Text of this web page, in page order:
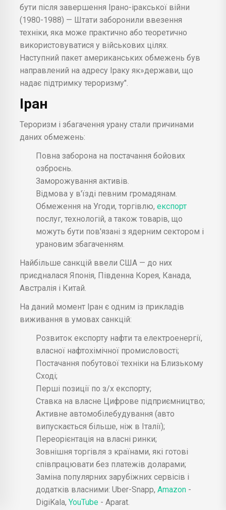
бути після завершення Ірано-іракської війни
(1980-1988) — Штати заборонили ввезення
техніки, яка може практично або теоретично
використовуватися у військових цілях.
Наступний пакет американських обмежень був
направлений на адресу Іраку як»держави, що
надає підтримку тероризму".
Іран
Тероризм і збагачення урану стали причинами
даних обмежень:
Повна заборона на постачання бойових
озброєнь.
Заморожування активів.
Відмова у в'їзді певним громадянам.
Обмеження на Угоди, торгівлю, експорт
послуг, технологій, а також товарів, що
можуть бути пов'язані з ядерним сектором і
урановим збагаченням.
Найбільше санкцій ввели США — до них
приєдналася Японія, Південна Корея, Канада,
Австралія і Китай.
На даний момент Іран є одним із прикладів
виживання в умовах санкцій:
Розвиток експорту нафти та електроенергії,
власної нафтохімічної промисловості;
Постачання побутової техніки на Близькому
Сході;
Перші позиції по з/х експорту;
Ставка на власне Цифрове підприємництво;
Активне автомобілебудування (авто
випускається більше, ніж в Італії);
Переорієнтація на власні ринки;
Зовнішня торгівля з країнами, які готові
співпрацювати без платежів доларами;
Заміна популярних зарубіжних сервісів і
додатків власними: Uber-Snapp, Amazon -
DigiKala, YouTube - Aparat.